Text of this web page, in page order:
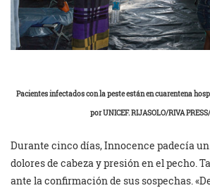
Pacientes infectados con la peste están en cuarentena
por UNICEF. RIJASOLO/RIVA
Durante cinco días, Innocence padecía
dolores de cabeza y presión en el pecho.
ante la confirmación de sus sospechas.